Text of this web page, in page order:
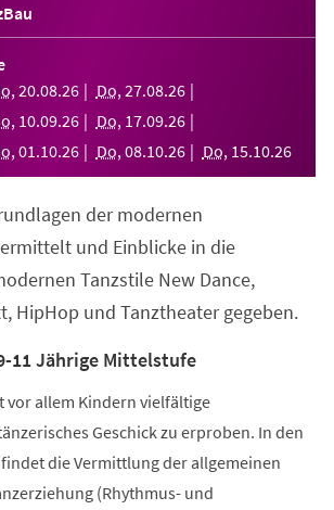
, 20.08.26 Do, 27.08.26
, 10.09.26 Do, 17.09.26
, 01 .10.26 Do, 08.10.26 Do, 15.10.26
der modernen
und Einblicke in die
Tanzstile New Dance,
HipHop und Tanztheater gegeben.
11 Jährige Mittelstufe
vor allem Kindern vielfältige
Geschick zu erproben. In den
die Vermittlung der allgemeinen
(Rhythmus- und